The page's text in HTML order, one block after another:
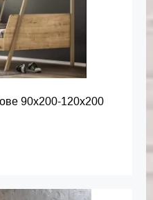
90x200-120x200